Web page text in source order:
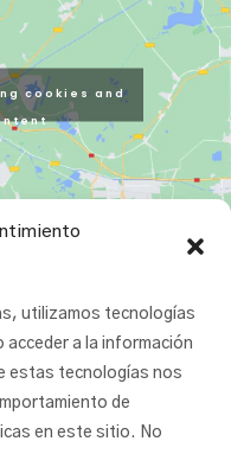
utilizamos tecnologías
acceder a la información
estas tecnologías nos
de
en este sitio. No
cookies and